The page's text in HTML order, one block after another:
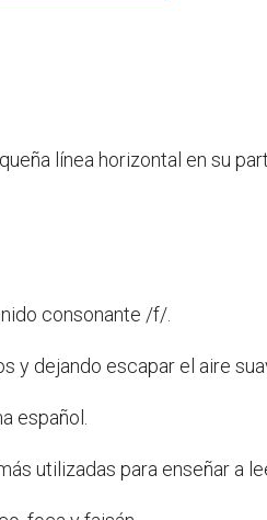
línea horizontal en su
consonante /f/.
y dejando escapar el aire
español.
utilizadas para enseñar a